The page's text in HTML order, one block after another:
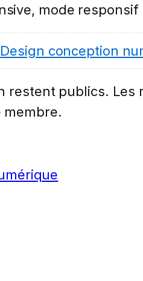
mode responsif
Design conception
restent publics.
membre.